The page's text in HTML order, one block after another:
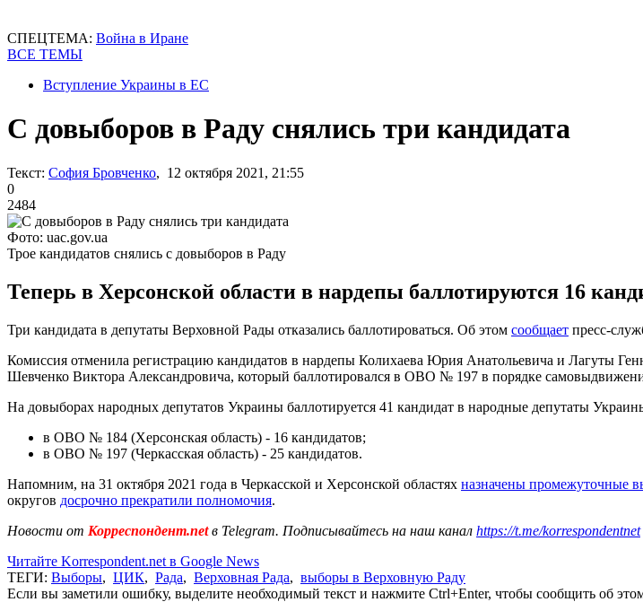
СПЕЦТЕМА: Война в Иране
ВСЕ ТЕМЫ
Вступление Украины в ЕС
С довыборов в Раду снялись три кандидата
Текст: София Бровченко, 12 октября 2021, 21:55
0
2484
Фото: uac.gov.ua
Трое кандидатов снялись с довыборов в Раду
Теперь в Херсонской области в нардепы баллотируются 16
Три кандидата в депутаты Верховной Рады отказались баллотироваться. Об этом сообщает пресс-
Комиссия отменила регистрацию кандидатов в нардепы Колихаева Юрия Анатольевича и Лагуты
Шевченко Виктора Александровича, который баллотировался в ОВО № 197 в порядке
На довыборах народных депутатов Украины баллотируется 41 кандидат в народные депутаты
в ОВО № 184 (Херсонская область) - 16 кандидатов;
в ОВО № 197 (Черкасская область) - 25 кандидатов.
Напомним, на 31 октября 2021 года в Черкасской и Херсонской областях назначены промежуточные
округов досрочно прекратили полномочия.
Новости от Корреспондент.netв Telegram. Подписывайтесь на наш канал https://t.me/korrespondentnet
Читайте Korrespondent.net в Google News
ТЕГИ: Выборы, ЦИК, Рада, Верховная Рада, выборы в Верховную Раду
Если вы заметили ошибку, выделите необходимый текст и нажмите Ctrl+Enter, чтобы сообщить об